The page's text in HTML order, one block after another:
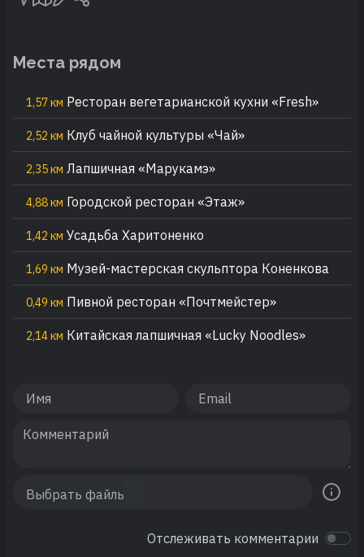
Места рядом
1,57 км Ресторан вегетарианской кухни «Fresh»
2,52 км Клуб чайной культуры «Чай»
2,35 км Лапшичная «Марукамэ»
4,88 км Городской ресторан «Этаж»
1,42 км Усадьба Харитоненко
1,69 км Музей-мастерская скульптора Коненкова
0,49 км Пивной ресторан «Почтмейстер»
2,14 км Китайская лапшичная «Lucky Noodles»
Отслеживать комментарии